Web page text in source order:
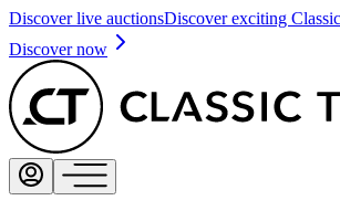
Discover live auctionsDiscover exciting
Discover now